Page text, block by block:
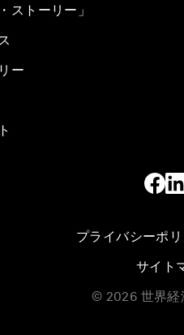
ストーリー」
ー
プライバシーポ
サイト
© 2026 世界経